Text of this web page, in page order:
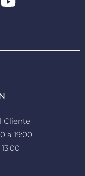
Cliente
a 19:00